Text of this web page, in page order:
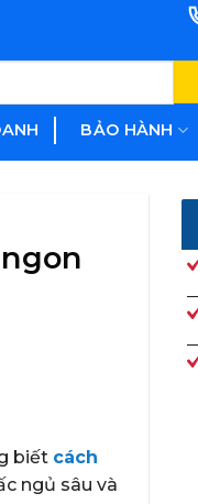
BẢO HÀNH
biết cách
ngủ sâu và